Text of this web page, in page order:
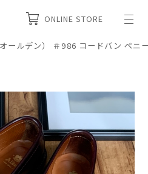
ONLINE STORE
ールデン） ＃986 コードバン ペニ